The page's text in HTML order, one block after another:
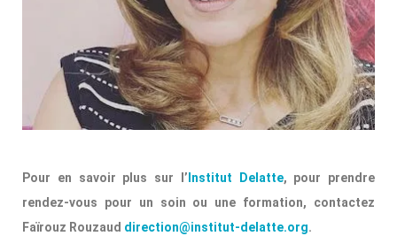
Pour en savoir plus sur l’ Institut Delatte, pour prendre
rendez-vous pour un soin ou une formation, contactez
Faïrouz Rouzaud direction@institut-delatte.org.